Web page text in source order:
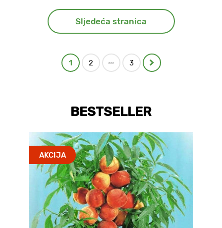
Sljedeća stranica
1 2 ... 3
BESTSELLER
AKCIJA